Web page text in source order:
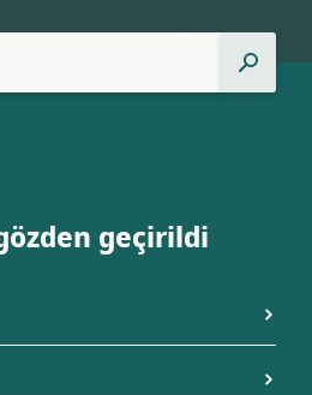
Ara
geçirildi